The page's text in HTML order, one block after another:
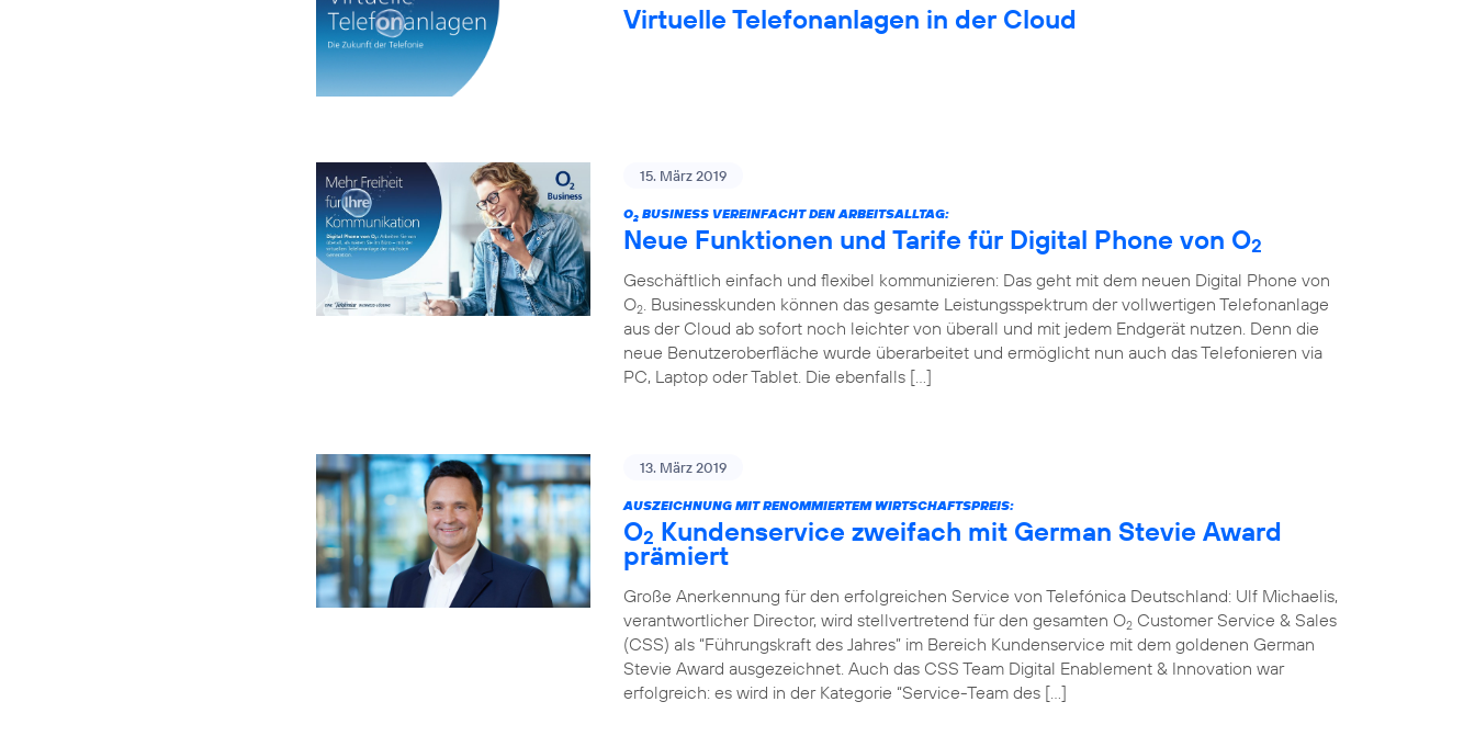
Virtuelle Telefonanlagen in der Cloud
15. März 2019
O2 BUSINESS VEREINFACHT DEN ARBEITSALLTAG:
Neue Funktionen und Tarife für Digital Phone von O2
Geschäftlich einfach und flexibel kommunizieren: Das geht mit dem neuen Digital Phone von
O2 . Businesskunden können das gesamte Leistungsspektrum der vollwertigen Telefonanlage
aus der Cloud ab sofort noch leichter von überall und mit jedem Endgerät nutzen. Denn die
neue Benutzeroberfläche wurde überarbeitet und ermöglicht nun auch das Telefonieren via
PC, Laptop oder Tablet. Die ebenfalls […]
13. März 2019
AUSZEICHNUNG MIT RENOMMIERTEM WIRTSCHAFTSPREIS:
O2 Kundenservice zweifach mit German Stevie Award
prämiert
Große Anerkennung für den erfolgreichen Service von Telefónica Deutschland: Ulf Michaelis,
verantwortlicher Director, wird stellvertretend für den gesamten O2 Customer Service & Sales
(CSS) als “Führungskraft des Jahres” im Bereich Kundenservice mit dem goldenen German
Stevie Award ausgezeichnet. Auch das CSS Team Digital Enablement & Innovation war
erfolgreich: es wird in der Kategorie “Service-Team des […]